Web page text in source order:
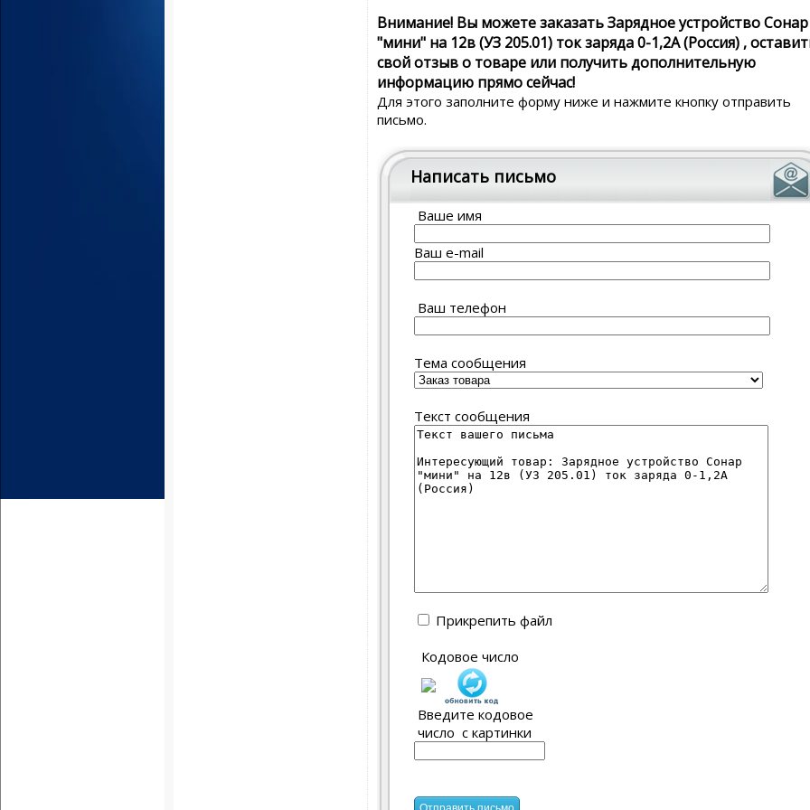
Внимание! Вы можете заказать Зарядное устройство Сонар
"мини" на 12в (УЗ 205.01) ток заряда 0-1,2А (Россия) ,
свой отзыв о товаре или получить дополнительную
информацию прямо сейчас!
Для этого заполните форму ниже и нажмите кнопку отправить
письмо.
Написать письмо
Ваше имя
Ваш e-mail
Ваш телефон
Тема сообщения
Текст сообщения
Прикрепить файл
Кодовое число
Введите кодовое
число с картинки